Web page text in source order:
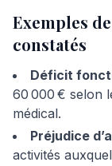
Exemples
constatés
Déficit
60 000 € selon
médical.
Préjudice
activités